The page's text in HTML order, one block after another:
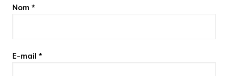
Nom *
E-mail *